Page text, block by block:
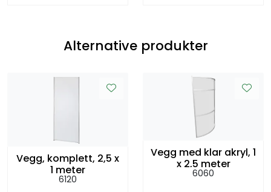
Alternative produkter
Vegg, komplett, 2,5 x
1 meter
6120
Vegg med klar akryl, 1
x 2,5 meter
6060